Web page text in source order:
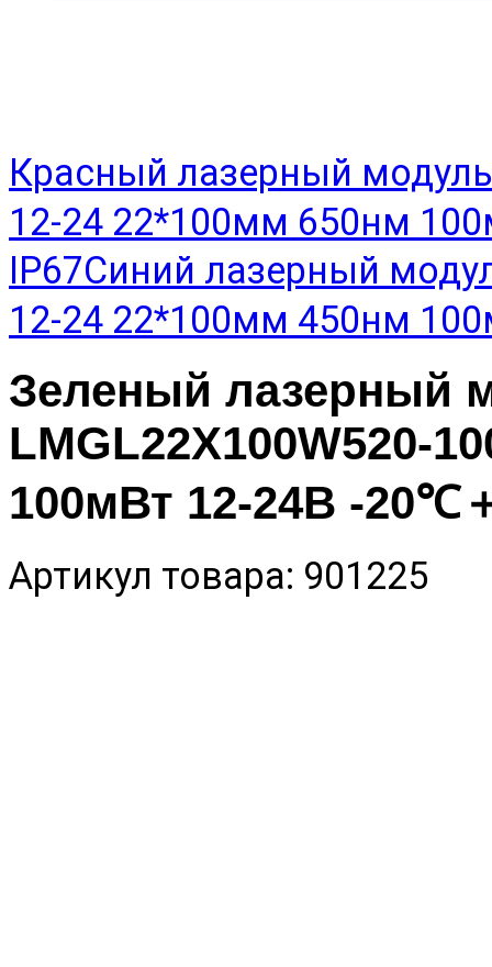
Красный лазерный
12-24 22*100мм 650нм
IP67Синий лазерный
12-24 22*100мм 450нм
Зеленый лазерный
LMGL22X100W520-
100мВт 12-24В -20℃
Артикул товара: 901225